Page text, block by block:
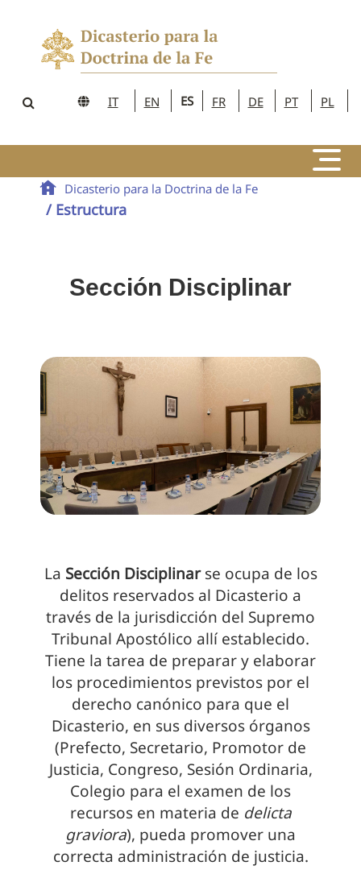
IT EN ES FR DE PT PL
Dicasterio para la Doctrina de la Fe
/ Estructura
Sección Disciplinar
La Sección Disciplinarse ocupa de los
delitos reservados al Dicasterio a
través de la jurisdicción del Supremo
Tribunal Apostólico allí establecido.
Tiene la tarea de preparar y elaborar
los procedimientos previstos por el
derecho canónico para que el
Dicasterio, en sus diversos órganos
(Prefecto, Secretario, Promotor de
Justicia, Congreso, Sesión Ordinaria,
Colegio para el examen de los
recursos en materia de delicta
graviora), pueda promover una
correcta administración de justicia.